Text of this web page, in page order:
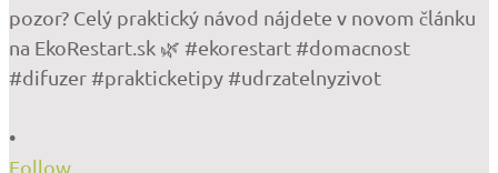
•
Follow